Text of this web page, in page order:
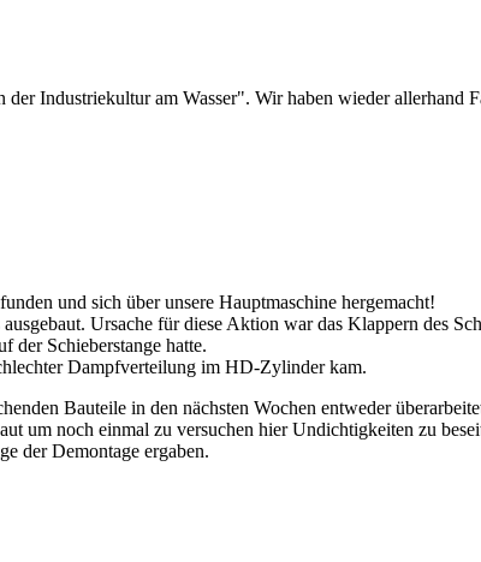
Industriekultur am Wasser". Wir haben wieder allerhand
und sich über unsere Hauptmaschine hergemacht!
Ursache für diese Aktion war das Klappern des
der Schieberstange hatte.
Dampfverteilung im HD-Zylinder kam.
Bauteile in den nächsten Wochen entweder
um noch einmal zu versuchen hier Undichtigkeiten zu
der Demontage ergaben.